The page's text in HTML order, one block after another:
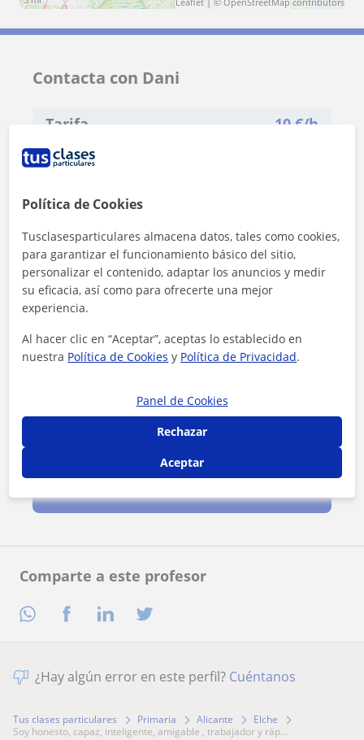
Comparte a este profesor
Contacta con Dani
Tarifa 10 €/h
1ª clase gratis
¿Hay algún error en este perfil? Cuéntanos
Tus clases particulares Primaria Alicante
Elche
soy honesto, capaz, inteligente, amigable , trabajador y ráp...
Política de Cookies
Tusclasesparticulares almacena datos, tales como cookies,
para garantizar el funcionamiento básico del sitio,
personalizar el contenido, adaptar los anuncios y medir
su eficacia, así como para ofrecerte una mejor
experiencia.
Al hacer clic en “Aceptar”, aceptas lo establecido en
nuestra Política de Cookies y Política de Privacidad.
Panel de Cookies
Rechazar
Aceptar